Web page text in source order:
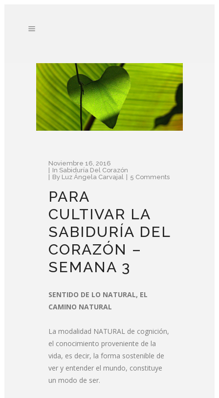
Noviembre 16, 2016
In Sabiduría Del Corazón
By Luz Ángela Carvajal 5 Comments
PARA
CULTIVAR LA
SABIDURÍA DEL
CORAZÓN –
SEMANA 3
SENTIDO DE LO NATURAL, EL
CAMINO NATURAL
La modalidad NATURAL de cognición,
el conocimiento proveniente de la
vida, es decir, la forma sostenible de
ver y entender el mundo, constituye
un modo de ser.